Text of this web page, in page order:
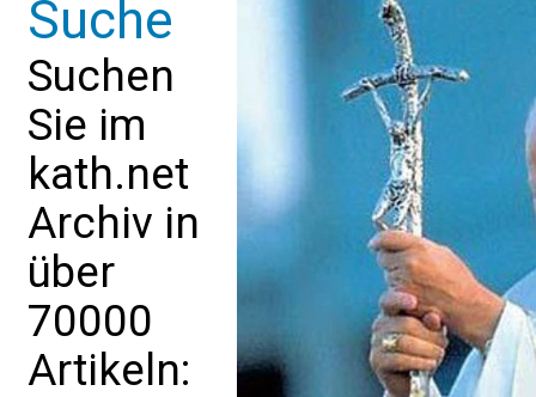
Suche
Suchen
Sie im
kath.net
Archiv in
über
70000
Artikeln: